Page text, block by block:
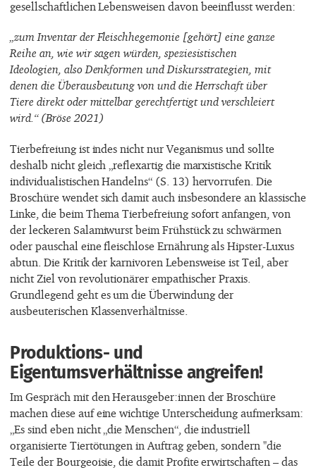
gesellschaftlichen Lebensweisen davon beeinflusst werden:
„zum Inventar der Fleischhegemonie [gehört] eine ganze
Reihe an, wie wir sagen würden, speziesistischen
Ideologien, also Denkformen und Diskursstrategien, mit
denen die Überausbeutung von und die Herrschaft über
Tiere direkt oder mittelbar gerechtfertigt und verschleiert
wird.“ (Bröse 2021)
Tierbefreiung ist indes nicht nur Veganismus und sollte
deshalb nicht gleich „reflexartig die marxistische Kritik
individualistischen Handelns“ (S. 13) hervorrufen. Die
Broschüre wendet sich damit auch insbesondere an klassische
Linke, die beim Thema Tierbefreiung sofort anfangen, von
der leckeren Salamiwurst beim Frühstück zu schwärmen
oder pauschal eine fleischlose Ernährung als Hipster-Luxus
abtun. Die Kritik der karnivoren Lebensweise ist Teil, aber
nicht Ziel von revolutionärer empathischer Praxis.
Grundlegend geht es um die Überwindung der
ausbeuterischen Klassenverhältnisse.
Produktions- und
Eigentumsverhältnisse angreifen!
Im Gespräch mit den Herausgeber:innen der Broschüre
machen diese auf eine wichtige Unterscheidung aufmerksam:
„Es sind eben nicht „die Menschen“, die industriell
organisierte Tiertötungen in Auftrag geben, sondern "die
Teile der Bourgeoisie, die damit Profite erwirtschaften – das